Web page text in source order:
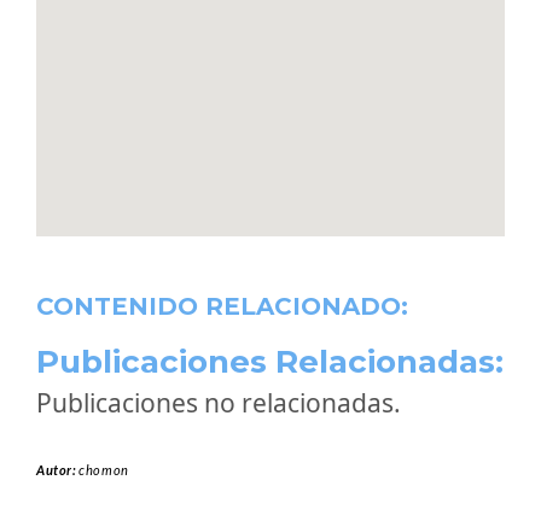
CONTENIDO RELACIONADO:
Publicaciones Relacionadas:
Publicaciones no relacionadas.
Autor:chomon